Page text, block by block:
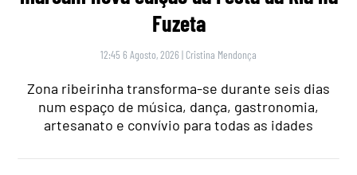
Fuzeta
12:45 6 Agosto, 2026 | Cristina Mendonça
Zona ribeirinha transforma-se durante seis dias
num espaço de música, dança, gastronomia,
artesanato e convívio para todas as idades